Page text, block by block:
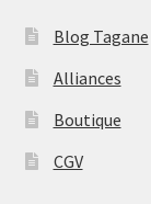
Blog Tagane
Alliances
Boutique
CGV